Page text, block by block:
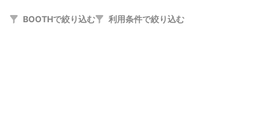
BOOTHで絞り込む 利用条件で絞り込む